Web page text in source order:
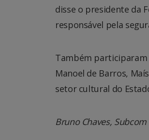
disse o presidente da
responsável pela
Também participaram
Manoel de Barros,
setor cultural do
Bruno Chaves,